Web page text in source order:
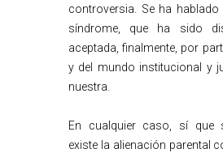
controversia. Se ha
síndrome, que ha sido
aceptada, finalmente, por
y del mundo institucional y
nuestra.
En cualquier caso, sí que
existe la alienación parental